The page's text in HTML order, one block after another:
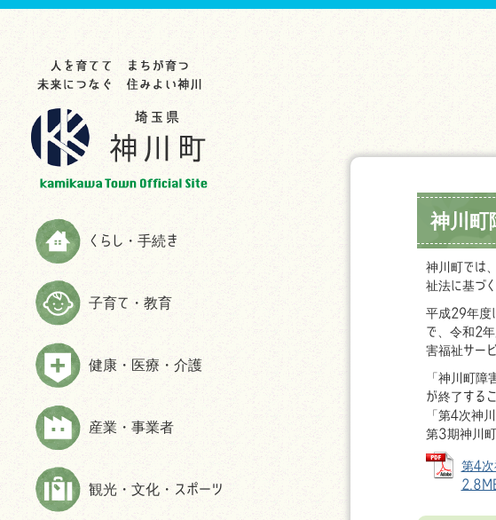
くらし・手続き
し・手続き
請書ダウンロード
成制度一覧
民年金
民健康保険
み・環境
ット・動物
まい・建築
下水道
活保護
子育て・教育
て・教育
育委員会
涯学習
娠・出産
設情報
健康・医療・介護
・医療・介護
（健）診・人間ドック等助成・
防接種
康づくり・相談
齢者福祉
がい者福祉
くある質問(福祉・高齢者・介護
ついて)
んじょうネット～医療・介護・障
・地域資源情報管理システム～
産業・事業者
・事業者
札・契約
林商工業
用・労働
観光・文化・スポーツ
・文化・スポーツ
光スポット
ポーツ
の紹介
策・計画
みかわまちづくり通信
ちづくり提案箱
ちづくり懇話会
スコットキャラクター
るさと納税
報公開
政状況等
通アクセス
ザードマップ
報伝達手段
防災速報アプリ
災放送が聞きづらい世帯へは戸
受信機を配布しています
神川町
神川町では
祉法に基づ
平成29年度
で、令和2
害福祉サー
「神川町
が終了する
「第4次神
第3期神川町
第4次